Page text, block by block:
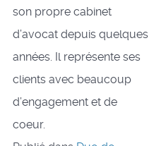
son propre cabinet
d’avocat depuis quelques
années. Il représente ses
clients avec beaucoup
d’engagement et de
coeur.